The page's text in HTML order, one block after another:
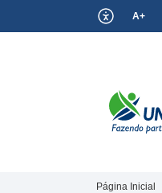
A+
Página Inicial